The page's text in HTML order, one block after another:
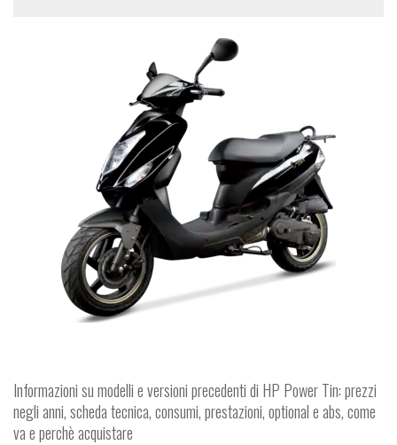
Informazioni su modelli e versioni precedenti di HP Power Tin: prezzi
negli anni, scheda tecnica, consumi, prestazioni, optional e abs, come
va e perchè acquistare